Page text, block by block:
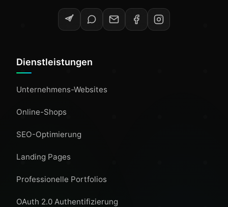
Dienstleistungen
Unternehmens-Websites
Online-Shops
SEO-Optimierung
Landing Pages
Professionelle Portfolios
OAuth 2.0 Authentifizierung